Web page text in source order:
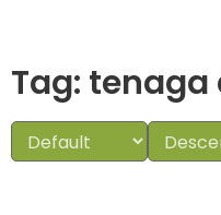
Tag: tenaga